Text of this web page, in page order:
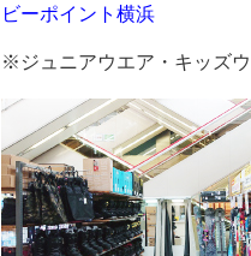
ビーポイント横浜
※ジュニアウエア・キッズ